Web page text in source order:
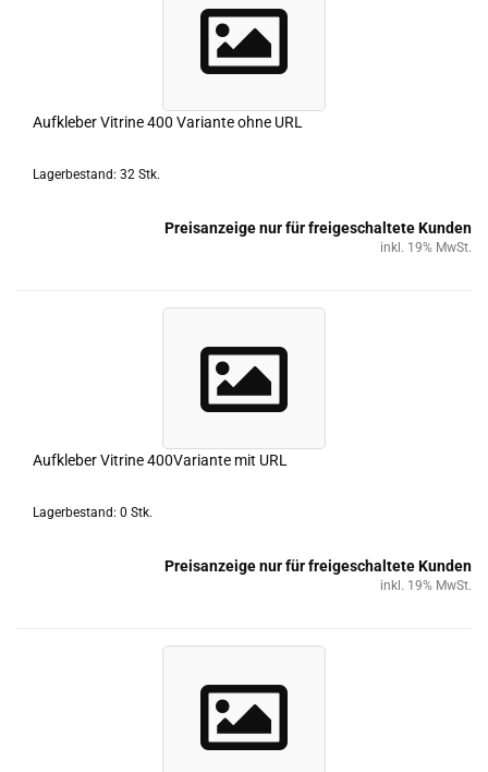
Auf­kle­ber Vi­tri­ne 400 Va­ri­an­te ohne URL
Lagerbestand: 32 Stk.
Preisanzeige nur für freigeschaltete Kunden
inkl. 19% MwSt.
Auf­kle­ber Vi­tri­ne 400Variante mit URL
Lagerbestand: 0 Stk.
Preisanzeige nur für freigeschaltete Kunden
inkl. 19% MwSt.